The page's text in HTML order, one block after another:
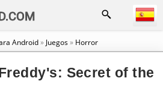
Android» Juegos» Horror
Secret of the